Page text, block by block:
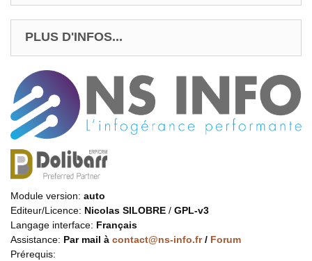
PLUS D'INFOS...
Module version: auto
Editeur/Licence: Nicolas SILOBRE / GPL-v3
Langage interface: Français
Assistance: Par mail à contact@ns-info.fr/ Forum
Prérequis: